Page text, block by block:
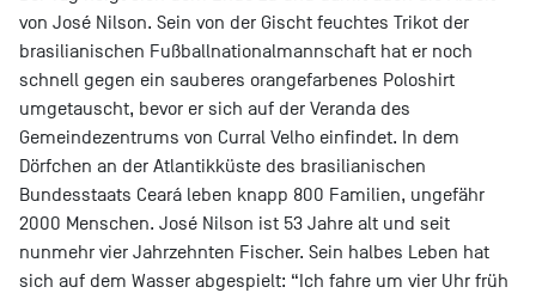
von José Nilson. Sein von der Gischt feuchtes Trikot der
brasilianischen Fußballnationalmannschaft hat er noch
schnell gegen ein sauberes orangefarbenes Poloshirt
umgetauscht, bevor er sich auf der Veranda des
Gemeindezentrums von Curral Velho einfindet. In dem
Dörfchen an der Atlantikküste des brasilianischen
Bundesstaats Ceará leben knapp 800 Familien, ungefähr
2000 Menschen. José Nilson ist 53 Jahre alt und seit
nunmehr vier Jahrzehnten Fischer. Sein halbes Leben hat
sich auf dem Wasser abgespielt: “Ich fahre um vier Uhr früh